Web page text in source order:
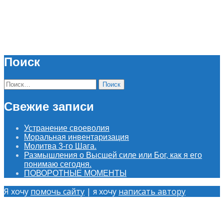
Поиск
Найти:
Свежие записи
Устранение своеволия
Моральная инвентаризация
Молитва 3-го Шага.
Размышления о Высшей силе или Бог, как я его
понимаю сегодня.
ПОВОРОТНЫЕ МОМЕНТЫ
Я хочу помочь сайту | я хочу написать автору